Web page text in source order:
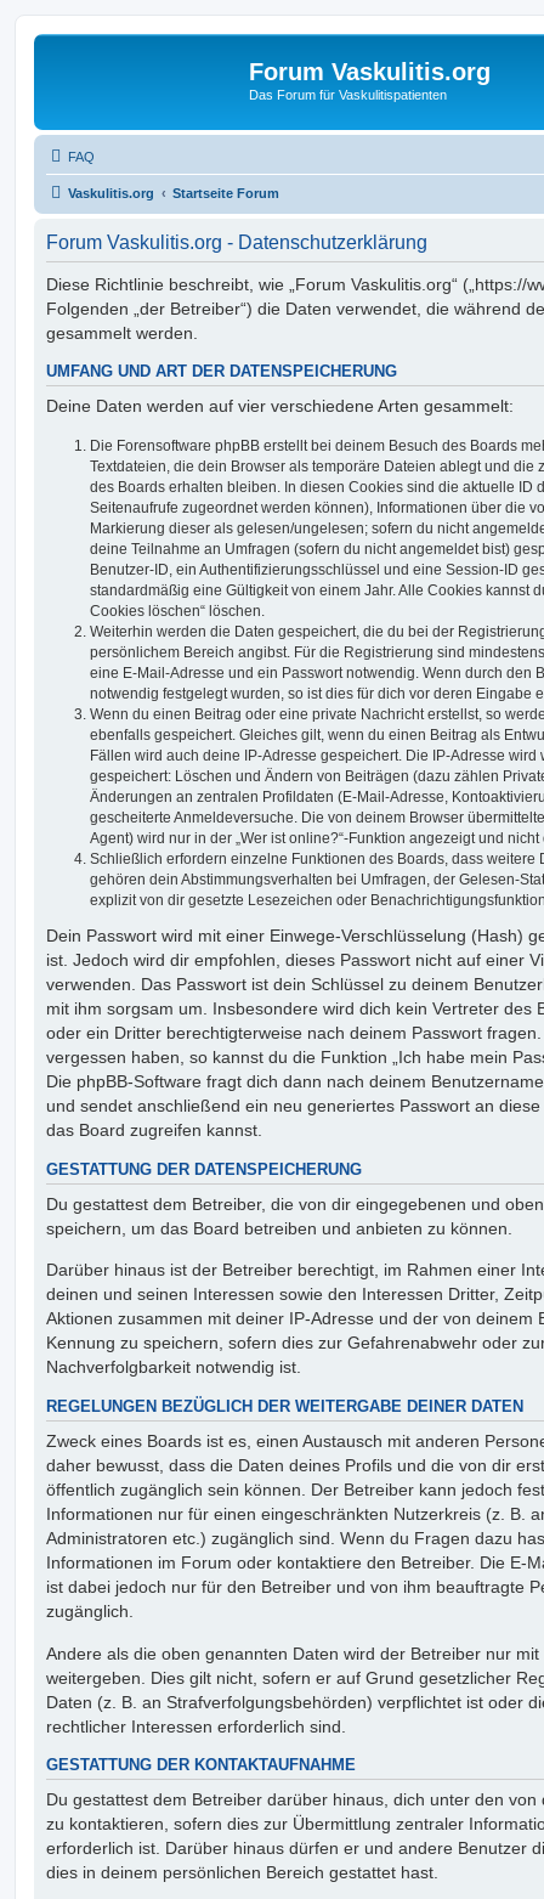
Forum Vaskulitis.org
Das Forum für Vaskulitispatienten
FAQ
Vaskulitis.org Startseite Forum
Forum Vaskulitis.org - Datenschutzerklärung
Diese Richtlinie beschreibt, wie „Forum Vaskulitis.org“ („https://
Folgenden „der Betreiber“) die Daten verwendet, die während
gesammelt werden.
UMFANG UND ART DER DATENSPEICHERUNG
Deine Daten werden auf vier verschiedene Arten gesammelt:
Die Forensoftware phpBB erstellt bei deinem Besuch des Boards
Textdateien, die dein Browser als temporäre Dateien ablegt und die
des Boards erhalten bleiben. In diesen Cookies sind die aktuelle ID
Seitenaufrufe zugeordnet werden können), Informationen über die
Markierung dieser als gelesen/ungelesen; sofern du nicht
deine Teilnahme an Umfragen (sofern du nicht angemeldet bist)
Benutzer-ID, ein Authentifizierungsschlüssel und eine Session-ID
standardmäßig eine Gültigkeit von einem Jahr. Alle Cookies kannst
Cookies löschen“ löschen.
Weiterhin werden die Daten gespeichert, die du bei der
persönlichem Bereich angibst. Für die Registrierung sind
eine E-Mail-Adresse und ein Passwort notwendig. Wenn durch den
notwendig festgelegt wurden, so ist dies für dich vor deren Eingabe
Wenn du einen Beitrag oder eine private Nachricht erstellst, so
ebenfalls gespeichert. Gleiches gilt, wenn du einen Beitrag als
Fällen wird auch deine IP-Adresse gespeichert. Die IP-Adresse
gespeichert: Löschen und Ändern von Beiträgen (dazu zählen
Änderungen an zentralen Profildaten (E-Mail-Adresse,
gescheiterte Anmeldeversuche. Die von deinem Browser
Agent) wird nur in der „Wer ist online?“-Funktion angezeigt und
Schließlich erfordern einzelne Funktionen des Boards, dass weitere
gehören dein Abstimmungsverhalten bei Umfragen, der Gelesen-
explizit von dir gesetzte Lesezeichen oder
Dein Passwort wird mit einer Einwege-Verschlüsselung (Hash)
ist. Jedoch wird dir empfohlen, dieses Passwort nicht auf einer
verwenden. Das Passwort ist dein Schlüssel zu deinem
mit ihm sorgsam um. Insbesondere wird dich kein Vertreter des
oder ein Dritter berechtigterweise nach deinem Passwort
vergessen haben, so kannst du die Funktion „Ich habe mein
Die phpBB-Software fragt dich dann nach deinem
und sendet anschließend ein neu generiertes Passwort an
das Board zugreifen kannst.
GESTATTUNG DER DATENSPEICHERUNG
Du gestattest dem Betreiber, die von dir eingegebenen und
speichern, um das Board betreiben und anbieten zu können.
Darüber hinaus ist der Betreiber berechtigt, im Rahmen einer
deinen und seinen Interessen sowie den Interessen Dritter,
Aktionen zusammen mit deiner IP-Adresse und der von deinem
Kennung zu speichern, sofern dies zur Gefahrenabwehr oder
Nachverfolgbarkeit notwendig ist.
REGELUNGEN BEZÜGLICH DER WEITERGABE DEINER DATEN
Zweck eines Boards ist es, einen Austausch mit anderen
daher bewusst, dass die Daten deines Profils und die von dir
öffentlich zugänglich sein können. Der Betreiber kann jedoch
Informationen nur für einen eingeschränkten Nutzerkreis (z. B.
Administratoren etc.) zugänglich sind. Wenn du Fragen dazu
Informationen im Forum oder kontaktiere den Betreiber. Die E-
ist dabei jedoch nur für den Betreiber und von ihm beauftragte
zugänglich.
Andere als die oben genannten Daten wird der Betreiber nur
weitergeben. Dies gilt nicht, sofern er auf Grund gesetzlicher
Daten (z. B. an Strafverfolgungsbehörden) verpflichtet ist oder
rechtlicher Interessen erforderlich sind.
GESTATTUNG DER KONTAKTAUFNAHME
Du gestattest dem Betreiber darüber hinaus, dich unter den
zu kontaktieren, sofern dies zur Übermittlung zentraler
erforderlich ist. Darüber hinaus dürfen er und andere Benutzer
dies in deinem persönlichen Bereich gestattet hast.